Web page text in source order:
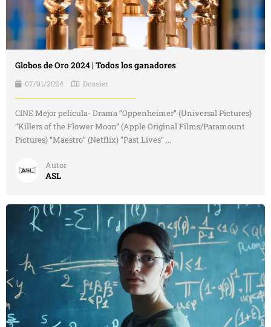
Globos de Oro 2024 | Todos los ganadores
07/01/2024 Dossier
CINE Mejor película- Drama “Oppenheimer” (Universal Pictures)
”Killers of the Flower Moon” (Apple Original Films/Paramount
Pictures) “Maestro” (Netflix) ”Past Lives” ...
Autor
ASL